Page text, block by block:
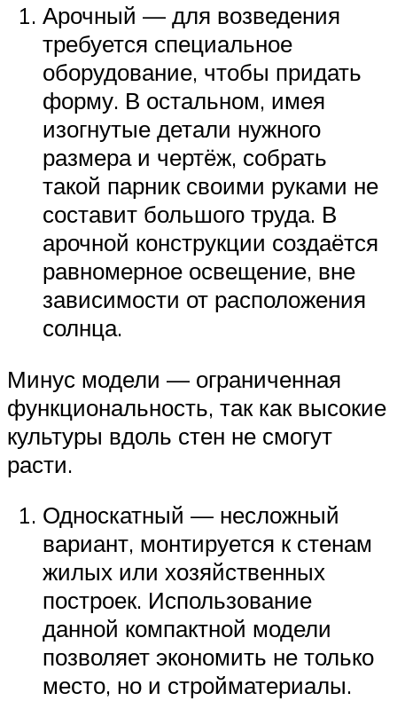
Арочный — для возведения
требуется специальное
оборудование, чтобы придать
форму. В остальном, имея
изогнутые детали нужного
размера и чертёж, собрать
такой парник своими руками не
составит большого труда. В
арочной конструкции создаётся
равномерное освещение, вне
зависимости от расположения
солнца.
Минус модели — ограниченная
функциональность, так как высокие
культуры вдоль стен не смогут
расти.
Односкатный — несложный
вариант, монтируется к стенам
жилых или хозяйственных
построек. Использование
данной компактной модели
позволяет экономить не только
место, но и стройматериалы.